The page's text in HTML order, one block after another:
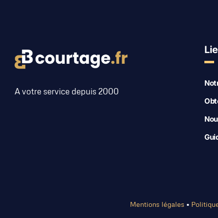
A votre service depuis 2000
Mentions légales •